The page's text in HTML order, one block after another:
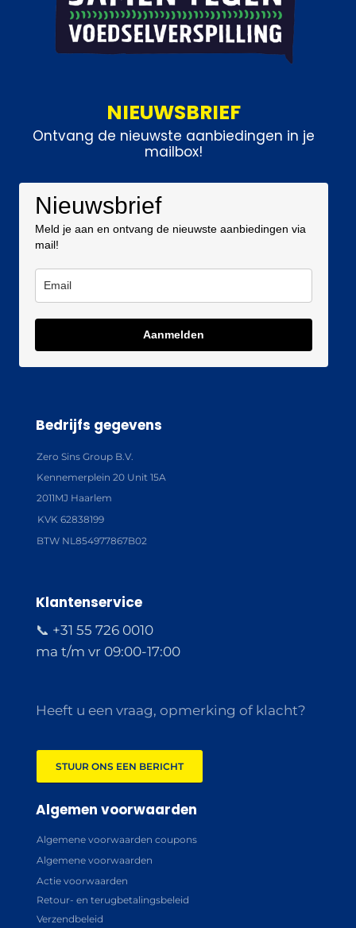
NIEUWSBRIEF
Ontvang de nieuwste aanbiedingen in je
mailbox!
Nieuwsbrief
Meld je aan en ontvang de nieuwste aanbiedingen via
mail!
Aanmelden
Bedrijfs gegevens
Zero Sins Group B.V.
Kennemerplein 20 Unit 15A
2011MJ Haarlem
KVK 62838199
BTW NL854977867B02
Klantenservice
📞 +31 55 726 0010
ma t/m vr 09:00-17:00
Heeft u een vraag, opmerking of klacht?
STUUR ONS EEN BERICHT
Algemen voorwaarden
Algemene voorwaarden coupons
Algemene voorwaarden
Actie voorwaarden
Retour- en terugbetalingsbeleid
Verzendbeleid